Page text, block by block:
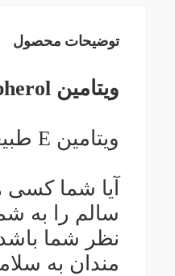
توضیحات محصول
ویتامین E D-Alpha Tocopherol خالص و طبیعی
ویتامین E طبیعی ️ بهترین راه حل برای سلامتی
آیا شما
نظر شما
مندان به